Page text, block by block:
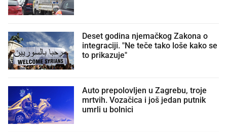
Deset godina njemačkog Zakona o
integraciji. "Ne teče tako loše kako se
to prikazuje"
Auto prepolovljen u Zagrebu, troje
mrtvih. Vozačica i još jedan putnik
umrli u bolnici